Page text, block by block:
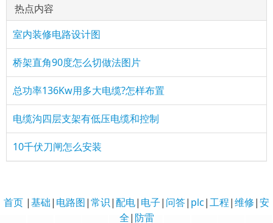
热点内容
室内装修电路设计图
桥架直角90度怎么切做法图片
总功率136Kw用多大电缆?怎样布置
电缆沟四层支架有低压电缆和控制
10千伏刀闸怎么安装
首页 |基础| 电路图|常识|配电| 电子| 问答| plc|工程|维修|安
全| 防雷